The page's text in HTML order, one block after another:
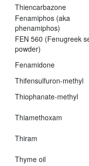
Thiencarbazone
Fenamiphos (aka
phenamiphos)
FEN 560 (Fenugreek
powder)
Fenamidone
Thifensulfuron-methyl
Thiophanate-methyl
Thiamethoxam
Thiram
Thyme oil